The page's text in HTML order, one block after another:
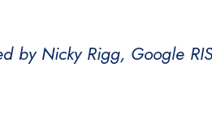
by Nicky Rigg, Google